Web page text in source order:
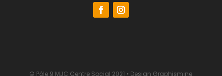
© Pôle 9 MJC Centre Social 2021 • Design Graphismine